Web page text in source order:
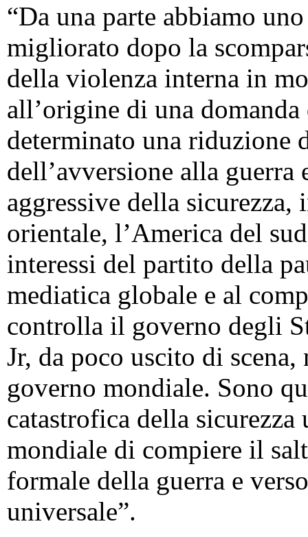
“Da una parte abbiamo
migliorato dopo la
della violenza interna in
all’origine di una
determinato una riduzione
dell’avversione alla guerra
aggressive della
orientale, l’America del
interessi del partito della
mediatica globale e al
controlla il governo degli
Jr, da poco uscito di
governo mondiale. Sono
catastrofica della sicurezza
mondiale di compiere il
formale della guerra e
universale”.